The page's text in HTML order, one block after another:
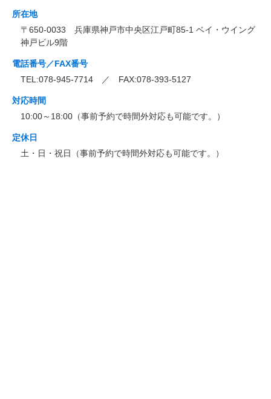
所在地
〒650-0033 兵庫県神戸市中央区江戸町85-1 ベイ・ウイング
神戸ビル9階
電話番号／FAX番号
TEL:078-945-7714 ／ FAX:078-393-5127
対応時間
10:00～18:00（事前予約で時間外対応も可能です。）
定休日
土・日・祝日（事前予約で時間外対応も可能です。）